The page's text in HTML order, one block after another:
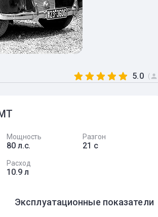
5.0 (
Мощность
80 л.с.
Разгон
21 с
Расход
10.9 л
Эксплуатационные показатели